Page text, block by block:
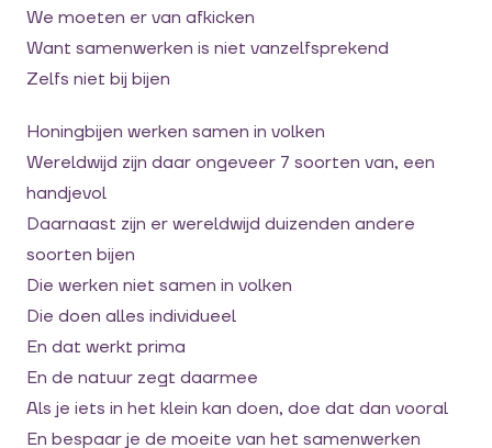
We moeten er van afkicken
Want samenwerken is niet vanzelfsprekend
Zelfs niet bij bijen
Honingbijen werken samen in volken
Wereldwijd zijn daar ongeveer 7 soorten van, een
handjevol
Daarnaast zijn er wereldwijd duizenden andere
soorten bijen
Die werken niet samen in volken
Die doen alles individueel
En dat werkt prima
En de natuur zegt daarmee
Als je iets in het klein kan doen, doe dat dan vooral
En bespaar je de moeite van het samenwerken